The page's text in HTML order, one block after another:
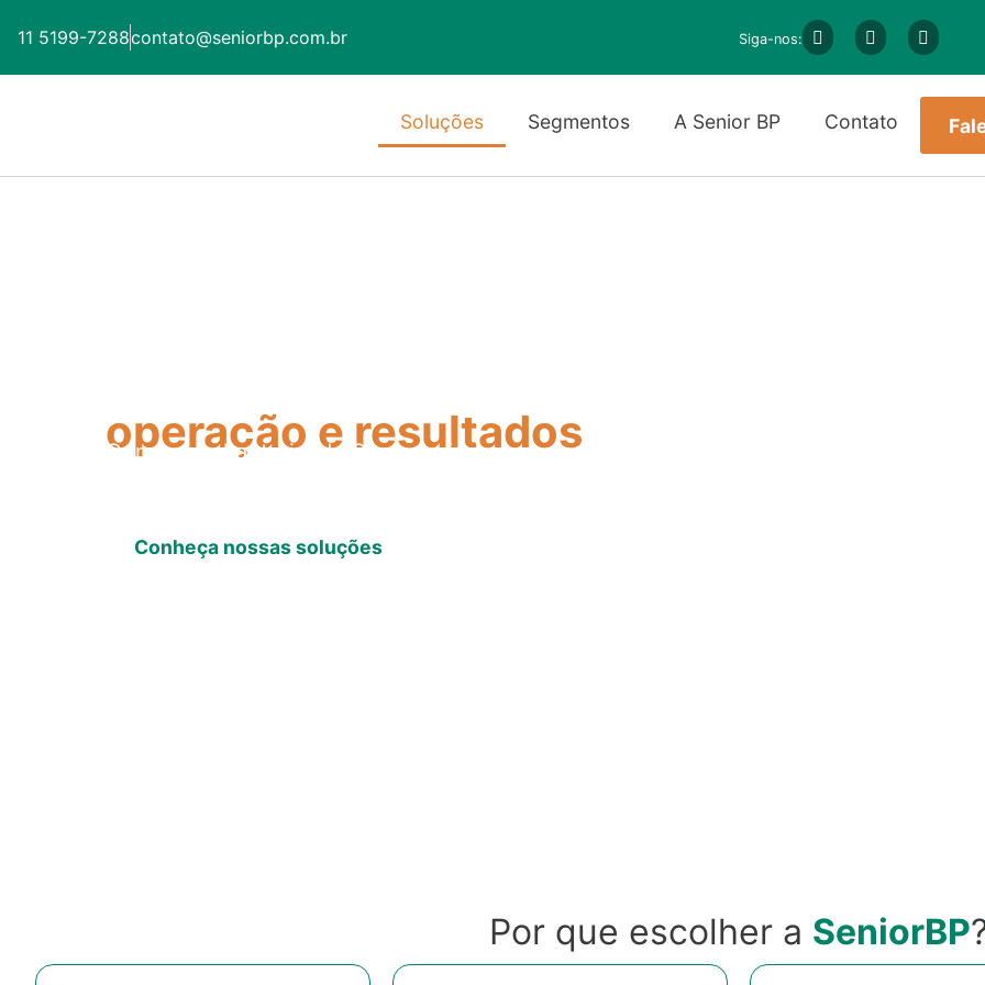
11 5199-7288contato@seniorbp.com.br Siga-nos:
Soluções Segmentos A Senior BP Contato
operação e resultados
Como canal autorizado Senior, oferecemos soluções completas
Conheça nossas soluções
Por que escolher a SeniorBP